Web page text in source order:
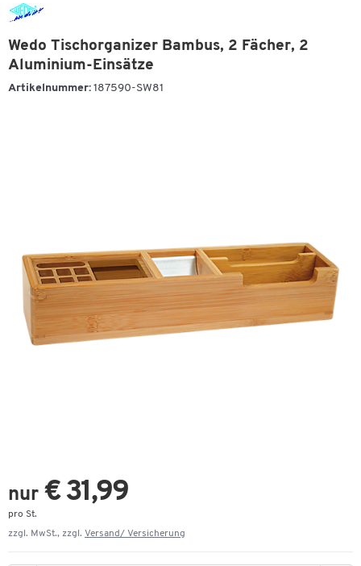
Wedo Tischorganizer Bambus, 2 Fächer, 2
Aluminium-Einsätze
Artikelnummer: 187590-SW81
nur € 31,99
pro St.
zzgl. MwSt., zzgl. Versand/ Versicherung